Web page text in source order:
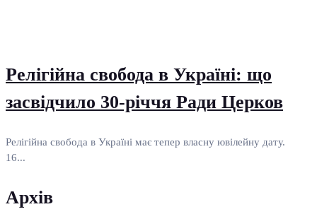
Релігійна свобода в Україні: що
засвідчило 30-річчя Ради Церков
Релігійна свобода в Україні має тепер власну ювілейну дату.
16...
Архів